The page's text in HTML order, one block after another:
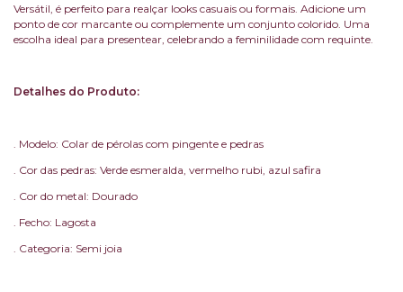
Versátil, é perfeito para realçar looks casuais ou formais. Adicione um
ponto de cor marcante ou complemente um conjunto colorido. Uma
escolha ideal para presentear, celebrando a feminilidade com requinte.
Detalhes do Produto:
. Modelo: Colar de pérolas com pingente e pedras
. Cor das pedras: Verde esmeralda, vermelho rubi, azul safira
. Cor do metal: Dourado
. Fecho: Lagosta
. Categoria: Semi joia